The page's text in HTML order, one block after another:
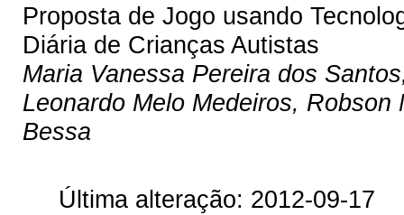
Proposta de Jogo usando
Diária de Crianças Autistas
Maria Vanessa Pereira dos
Leonardo Melo Medeiros,
Bessa
Última alteração: 2012-09-17